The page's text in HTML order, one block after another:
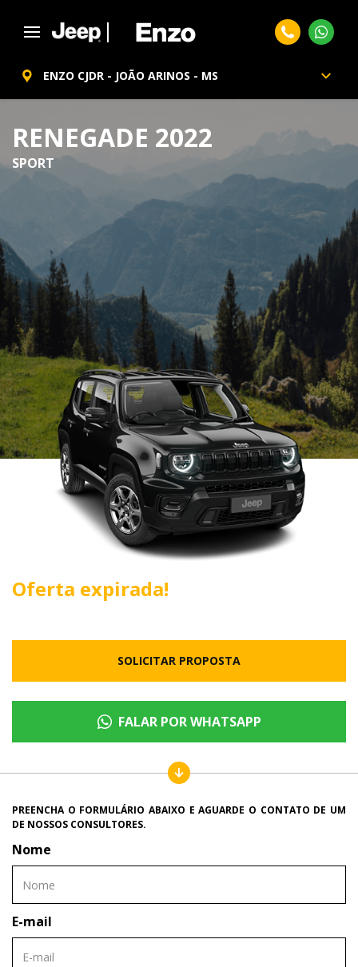
ENZO CJDR - JOÃO ARINOS - MS
RENEGADE 2022
SPORT
Oferta expirada!
SOLICITAR PROPOSTA
FALAR POR WHATSAPP
PREENCHA O FORMULÁRIO ABAIXO E AGUARDE O CONTATO DE UM
DE NOSSOS CONSULTORES.
Nome
E-mail